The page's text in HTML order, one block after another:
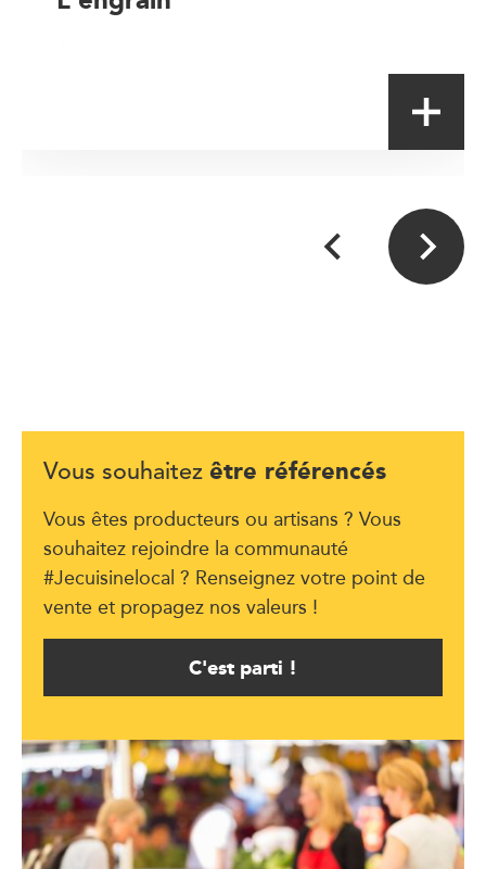
Vous souhaitez être référencés
Vous êtes producteurs ou artisans ? Vous
souhaitez rejoindre la communauté
#Jecuisinelocal ? Renseignez votre point de
vente et propagez nos valeurs !
C'est parti !